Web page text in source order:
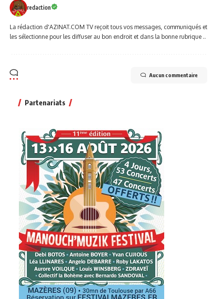
redaction
La rédaction d'AZINAT.COM TV reçoit tous vos messages, communiqués et
les sélectionne pour les diffuser au bon endroit et dans la bonne rubrique ..
Aucun commentaire
Partenariats